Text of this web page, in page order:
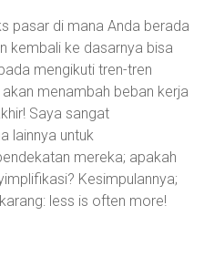
pasar di mana Anda berada
kembali ke dasarnya bisa
mengikuti tren-tren
menambah beban kerja
Saya sangat
lainnya untuk
mereka; apakah
Kesimpulannya;
less is often more!